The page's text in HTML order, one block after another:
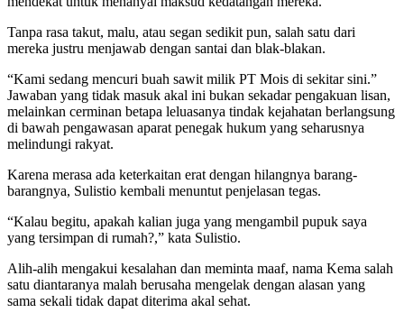
Tanpa rasa takut, malu, atau segan sedikit pun, salah satu dari
mereka justru menjawab dengan santai dan blak-blakan.
“Kami sedang mencuri buah sawit milik PT Mois di sekitar sini.”
Jawaban yang tidak masuk akal ini bukan sekadar pengakuan lisan,
melainkan cerminan betapa leluasanya tindak kejahatan berlangsung
di bawah pengawasan aparat penegak hukum yang seharusnya
melindungi rakyat.
Karena merasa ada keterkaitan erat dengan hilangnya barang-
barangnya, Sulistio kembali menuntut penjelasan tegas.
“Kalau begitu, apakah kalian juga yang mengambil pupuk saya
yang tersimpan di rumah?,” kata Sulistio.
Alih-alih mengakui kesalahan dan meminta maaf, nama Kema salah
satu diantaranya malah berusaha mengelak dengan alasan yang
sama sekali tidak dapat diterima akal sehat.